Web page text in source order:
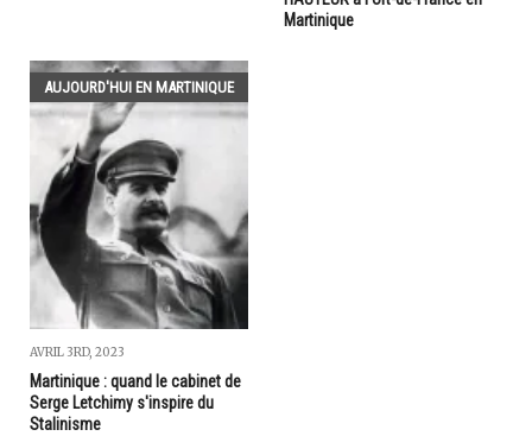
Martinique
AUJOURD'HUI EN MARTINIQUE
AVRIL 3RD, 2023
Martinique : quand le cabinet de
Serge Letchimy s'inspire du
Stalinisme